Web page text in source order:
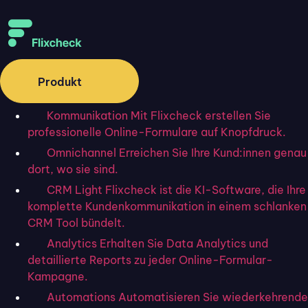
Produkt
Kommunikation Mit Flixcheck erstellen Sie
professionelle Online-Formulare auf Knopfdruck.
Omnichannel Erreichen Sie Ihre Kund:innen genau
dort, wo sie sind.
CRM Light Flixcheck ist die KI-Software, die Ihre
komplette Kundenkommunikation in einem schlanken
CRM Tool bündelt.
Analytics Erhalten Sie Data Analytics und
detaillierte Reports zu jeder Online-Formular-
Kampagne.
Automations Automatisieren Sie wiederkehrende
Vertragsklausel im Detail:
Wichtige Aspekte und häufige
Fallstricke
Vertragsmanager: Rolle,